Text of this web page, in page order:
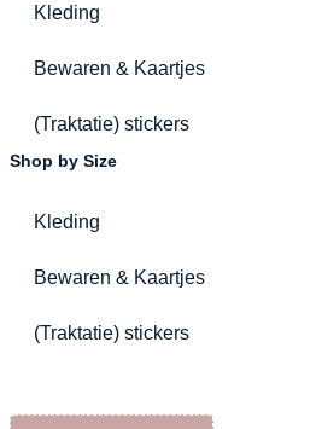
Kleding
Bewaren & Kaartjes
(Traktatie) stickers
Shop by Size
Kleding
Bewaren & Kaartjes
(Traktatie) stickers